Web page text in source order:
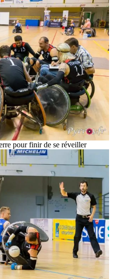
pour finir de se réveiller